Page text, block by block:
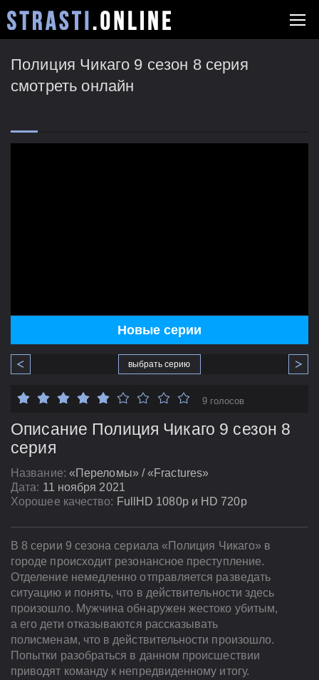
Полиция Чикаго 9 сезон 8 серия
смотреть онлайн
Новые серии
выбрать серию
Описание Полиция Чикаго 9 сезон 8
серия
Название: «Переломы» / «Fractures»
Дата: 11 ноября 2021
Хорошее качество: FullHD 1080p и HD 720p
9 голосов
В 8 серии 9 сезона сериала «Полиция Чикаго» в
городе происходит резонансное преступление.
Отделение немедленно отправляется разведать
ситуацию и понять, что в действительности здесь
произошло. Мужчина обнаружен жестоко убитым,
а его дети отказываются рассказывать
полисменам, что в действительности произошло.
Попытки разобраться в данном происшествии
приводят команду к непредвиденному итогу.